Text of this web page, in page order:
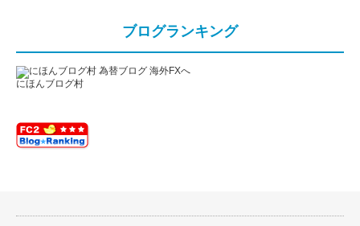
ブログランキング
にほんブログ村